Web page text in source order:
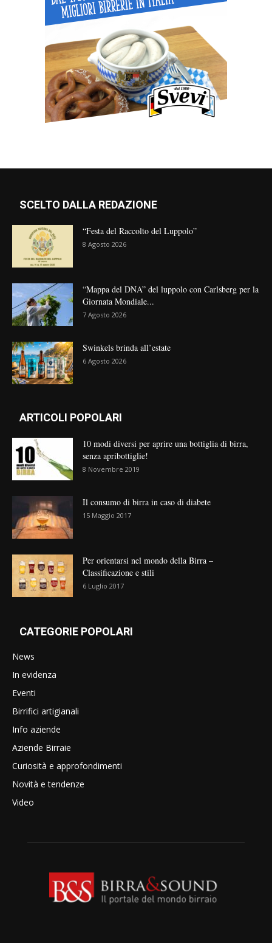
SCELTO DALLA REDAZIONE
“Festa del Raccolto del Luppolo”
8 Agosto 2026
“Mappa del DNA” del luppolo con Carlsberg per la
Giornata Mondiale...
7 Agosto 2026
Swinkels brinda all’estate
6 Agosto 2026
ARTICOLI POPOLARI
10 modi diversi per aprire una bottiglia di birra,
senza apribottiglie!
8 Novembre 2019
Il consumo di birra in caso di diabete
15 Maggio 2017
Per orientarsi nel mondo della Birra –
Classificazione e stili
6 Luglio 2017
CATEGORIE POPOLARI
News
In evidenza
Eventi
Birrifici artigianali
Info aziende
Aziende Birraie
Curiosità e approfondimenti
Novità e tendenze
Video